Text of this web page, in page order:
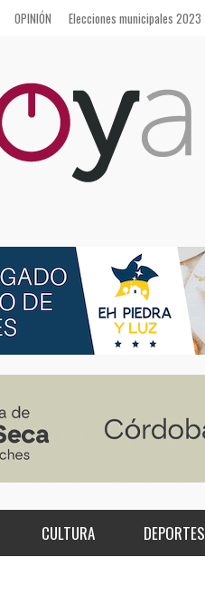
OPINIÓN Elecciones municipales 2023
CULTURA DEPORTES